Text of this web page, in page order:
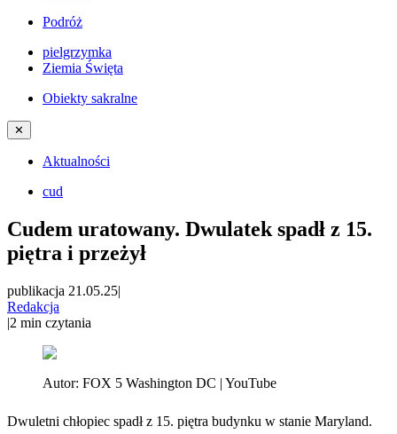
Podróż
pielgrzymka
Ziemia Święta
Obiekty sakralne
✕
Aktualności
cud
Cudem uratowany. Dwulatek spadł z 15.
piętra i przeżył
publikacja 21.05.25|
Redakcja
|2 min czytania
Autor: FOX 5 Washington DC | YouTube
Dwuletni chłopiec spadł z 15. piętra budynku w stanie Maryland.